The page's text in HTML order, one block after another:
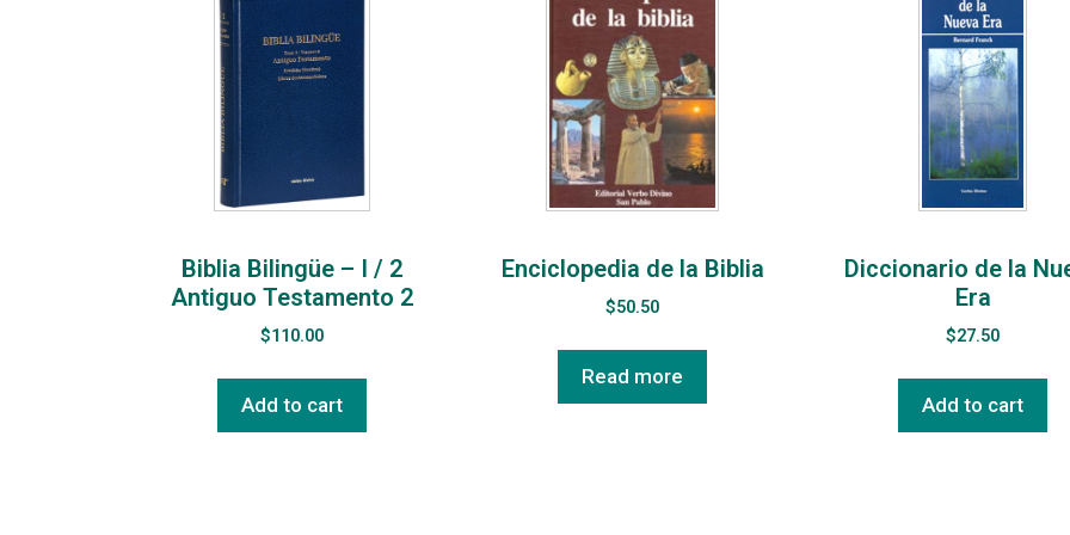
Biblia Bilingüe – I / 2
Antiguo Testamento 2
$110.00
Add to cart
Enciclopedia de la Biblia
$50.50
Read more
Diccionario de la
Era
$27.50
Add to cart